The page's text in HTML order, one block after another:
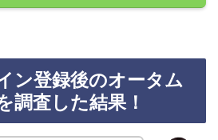
ン登録後のオータム
調査した結果！